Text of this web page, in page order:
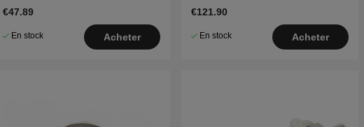
€47.89
En stock Acheter
€121.90
En stock Acheter